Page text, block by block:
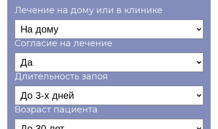
Лечение на дому или в клинике
Согласие на лечение
Длительность запоя
Возраст пациента